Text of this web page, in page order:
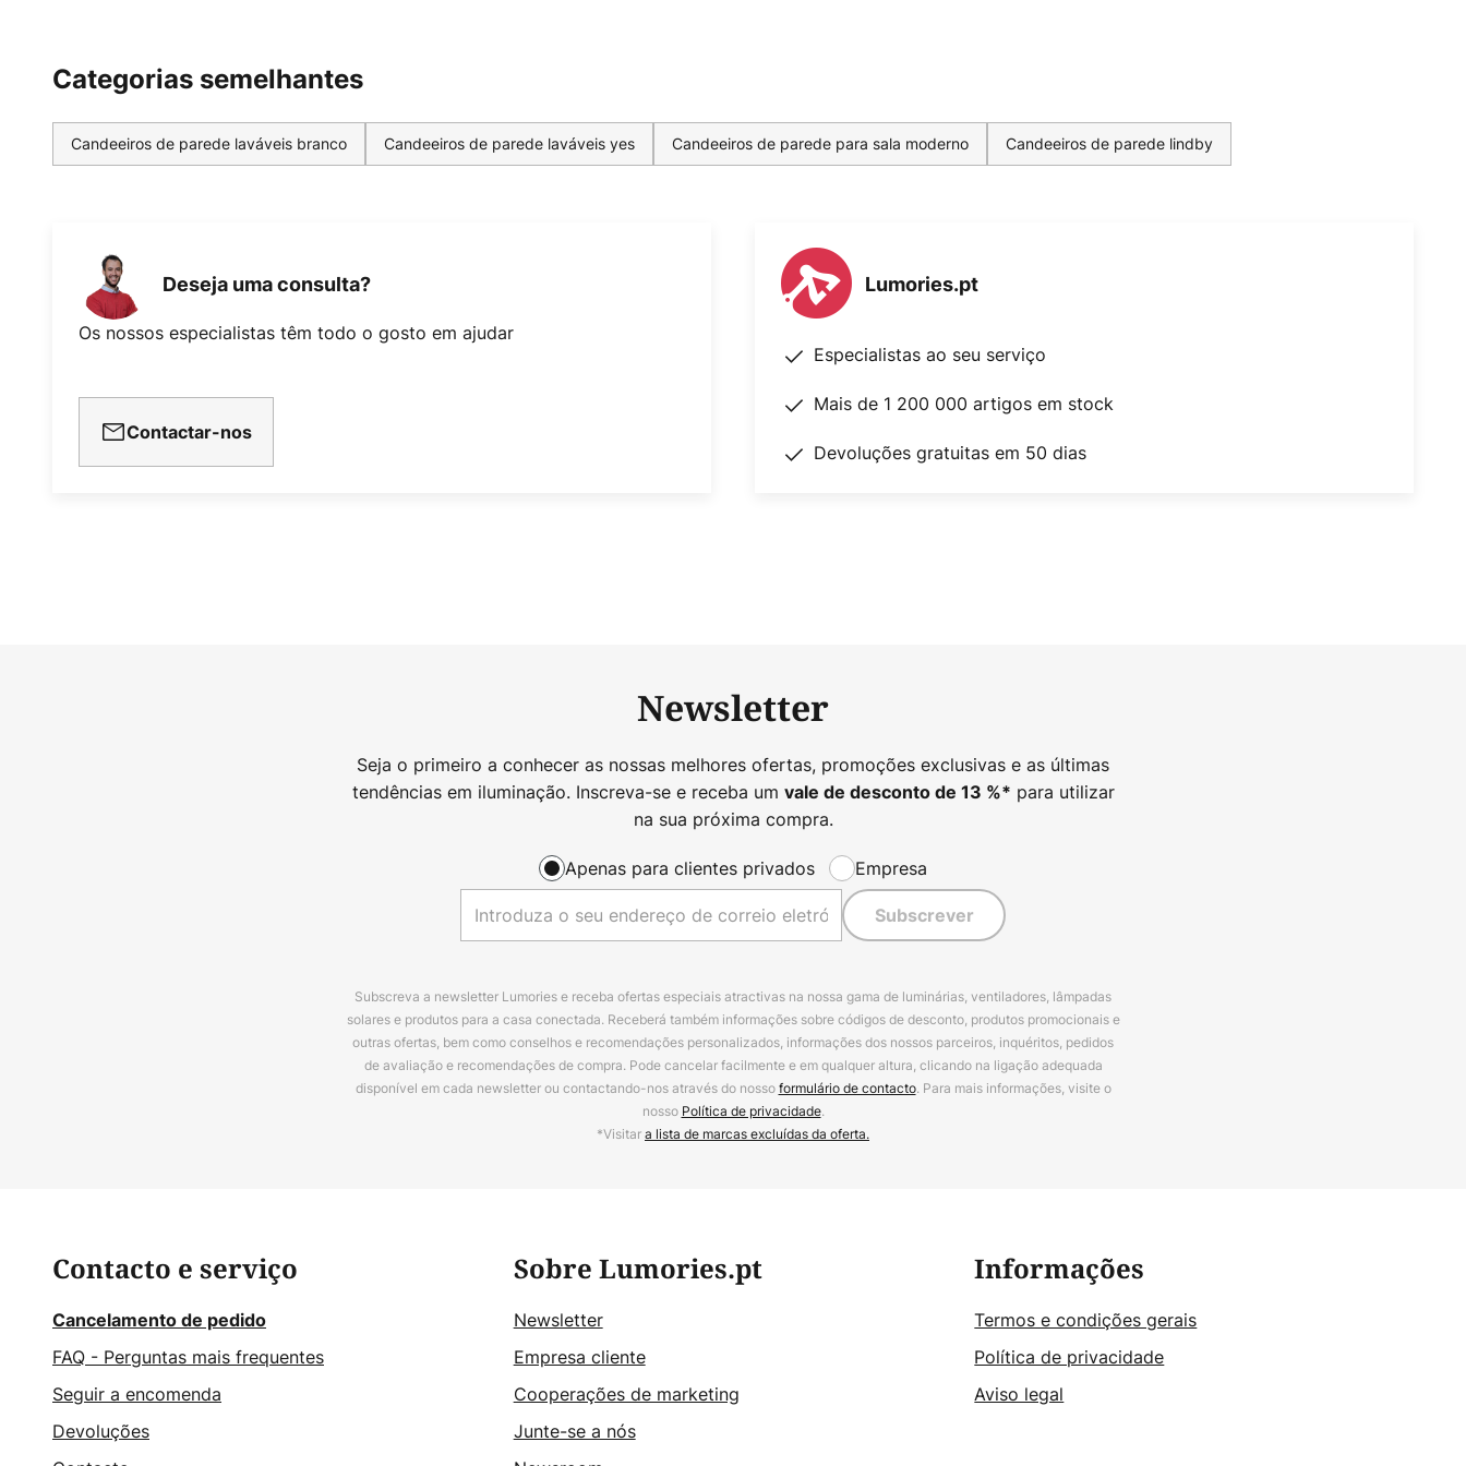
Categorias semelhantes
Candeeiros de parede laváveis branco Candeeiros de parede laváveis yes Candeeiros de parede para sala moderno Candeeiros de parede lindby
Deseja uma consulta?
Os nossos especialistas têm todo o gosto em ajudar
Contactar-nos
Lumories.pt
Especialistas ao seu serviço
Mais de 1 200 000 artigos em stock
Devoluções gratuitas em 50 dias
Newsletter
Seja o primeiro a conhecer as nossas melhores ofertas, promoções exclusivas e as últimas
tendências em iluminação. Inscreva-se e receba um vale de desconto de 13 %* para utilizar
na sua próxima compra.
Apenas para clientes privados Empresa
Subscrever
Subscreva a newsletter Lumories e receba ofertas especiais atractivas na nossa gama de luminárias, ventiladores, lâmpadas
solares e produtos para a casa conectada. Receberá também informações sobre códigos de desconto, produtos promocionais e
outras ofertas, bem como conselhos e recomendações personalizados, informações dos nossos parceiros, inquéritos, pedidos
de avaliação e recomendações de compra. Pode cancelar facilmente e em qualquer altura, clicando na ligação adequada
disponível em cada newsletter ou contactando-nos através do nossoformulário de contacto. Para mais informações, visite o
nosso Política de privacidade.
*Visitara lista de marcas excluídas da oferta.
Contacto e serviço
Cancelamento de pedido
FAQ - Perguntas mais frequentes
Seguir a encomenda
Devoluções
Sobre Lumories.pt
Newsletter
Empresa cliente
Cooperações de marketing
Junte-se a nós
Informações
Termos e condições gerais
Política de privacidade
Aviso legal